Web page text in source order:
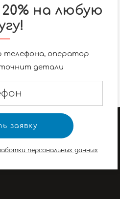
на любую
телефона, оператор
детали
персональных данных